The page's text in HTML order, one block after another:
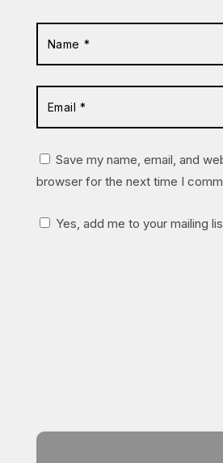
Save my name, email, and
browser for the next time I
Yes, add me to your mailing